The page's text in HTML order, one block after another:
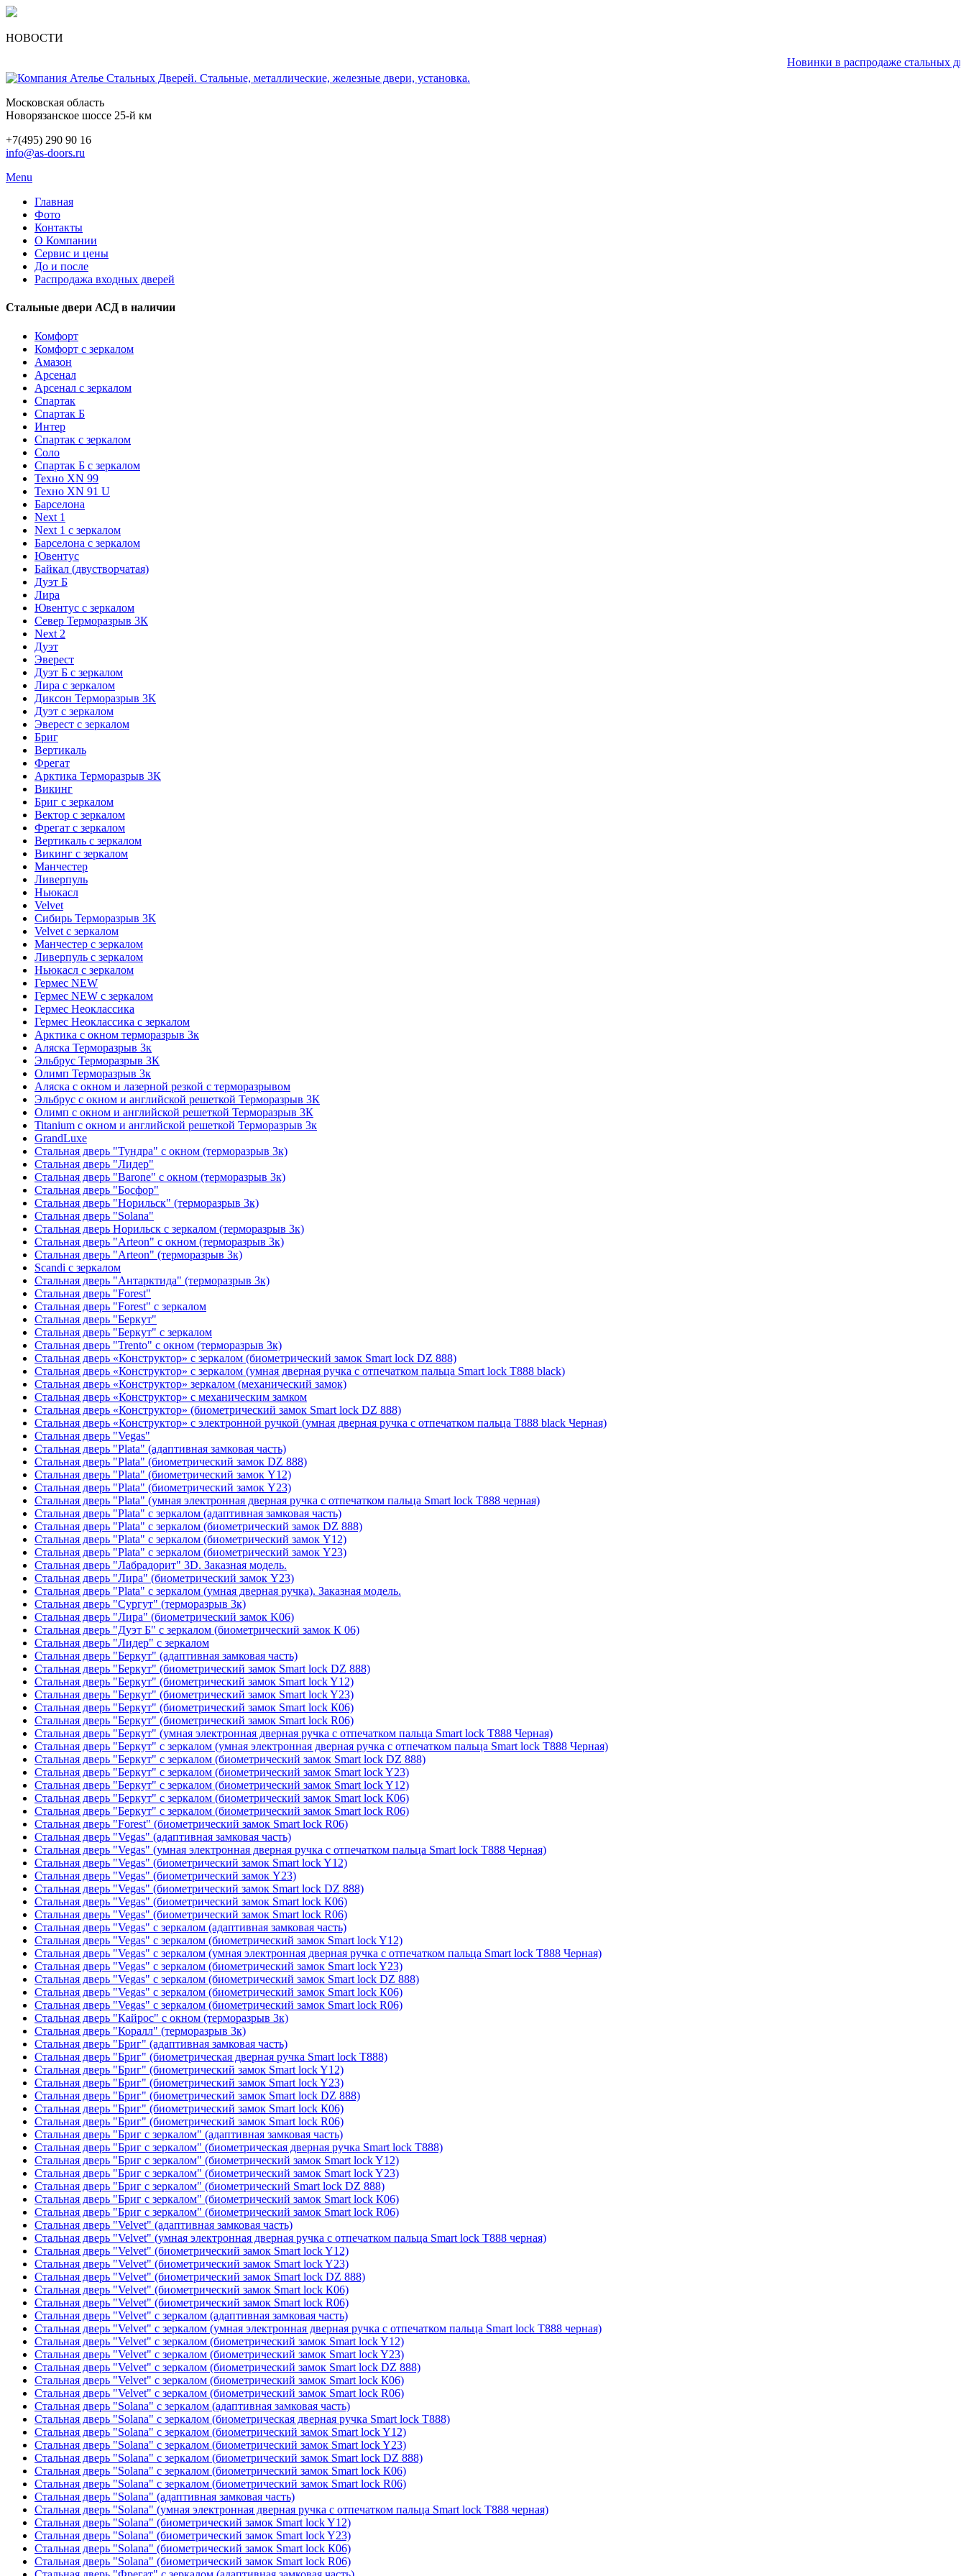
НОВОСТИ
Новинки в распродаже стальных
Московская область
Новорязанское шоссе 25-й км
+7(495) 290 90 16
info@as-doors.ru
Menu
Главная
Фото
Контакты
О Компании
Сервис и цены
До и после
Распродажа входных дверей
Стальные двери АСД в наличии
Комфорт
Комфорт с зеркалом
Амазон
Арсенал
Арсенал с зеркалом
Спартак
Спартак Б
Интер
Спартак с зеркалом
Соло
Спартак Б с зеркалом
Техно XN 99
Техно XN 91 U
Барселона
Next 1
Next 1 с зеркалом
Барселона с зеркалом
Ювентус
Байкал (двустворчатая)
Дуэт Б
Лира
Ювентус с зеркалом
Север Терморазрыв 3К
Next 2
Дуэт
Эверест
Дуэт Б с зеркалом
Лира с зеркалом
Диксон Терморазрыв 3К
Дуэт с зеркалом
Эверест с зеркалом
Бриг
Вертикаль
Фрегат
Арктика Терморазрыв 3К
Викинг
Бриг с зеркалом
Вектор с зеркалом
Фрегат с зеркалом
Вертикаль с зеркалом
Викинг с зеркалом
Манчестер
Ливерпуль
Ньюкасл
Velvet
Сибирь Терморазрыв 3К
Velvet с зеркалом
Манчестер с зеркалом
Ливерпуль с зеркалом
Ньюкасл с зеркалом
Гермес NEW
Гермес NEW с зеркалом
Гермес Неоклассика
Гермес Неоклассика с зеркалом
Арктика с окном терморазрыв 3к
Аляска Терморазрыв 3к
Эльбрус Терморазрыв 3К
Олимп Терморазрыв 3к
Аляска с окном и лазерной резкой с терморазрывом
Эльбрус с окном и английской решеткой Терморазрыв 3К
Олимп с окном и английской решеткой Терморазрыв 3К
Titanium с окном и английской решеткой Терморазрыв 3к
GrandLuxe
Стальная дверь "Тундра" с окном (терморазрыв 3к)
Стальная дверь "Лидер"
Стальная дверь "Barone" с окном (терморазрыв 3к)
Стальная дверь "Босфор"
Стальная дверь "Норильск" (терморазрыв 3к)
Стальная дверь "Solana"
Стальная дверь Норильск с зеркалом (терморазрыв 3к)
Стальная дверь "Arteon" с окном (терморазрыв 3к)
Стальная дверь "Arteon" (терморазрыв 3к)
Scandi с зеркалом
Стальная дверь "Антарктида" (терморазрыв 3к)
Стальная дверь "Forest"
Стальная дверь "Forest" с зеркалом
Стальная дверь "Беркут"
Стальная дверь "Беркут" с зеркалом
Стальная дверь "Trento" с окном (терморазрыв 3к)
Стальная дверь «Конструктор» с зеркалом (биометрический замок Smart lock DZ 888)
Стальная дверь «Конструктор» с зеркалом (умная дверная ручка с отпечатком пальца Smart lock T888 black)
Стальная дверь «Конструктор» зеркалом (механический замок)
Стальная дверь «Конструктор» с механическим замком
Стальная дверь «Конструктор» (биометрический замок Smart lock DZ 888)
Стальная дверь «Конструктор» с электронной ручкой (умная дверная ручка с отпечатком пальца T888 black Черная)
Стальная дверь "Vegas"
Стальная дверь "Plata" (адаптивная замковая часть)
Стальная дверь "Plata" (биометрический замок DZ 888)
Стальная дверь "Plata" (биометрический замок Y12)
Стальная дверь "Plata" (биометрический замок Y23)
Стальная дверь "Plata" (умная электронная дверная ручка с отпечатком пальца Smart lock T888 черная)
Стальная дверь "Plata" с зеркалом (адаптивная замковая часть)
Стальная дверь "Plata" с зеркалом (биометрический замок DZ 888)
Стальная дверь "Plata" с зеркалом (биометрический замок Y12)
Стальная дверь "Plata" с зеркалом (биометрический замок Y23)
Стальная дверь "Лабрадорит" 3D. Заказная модель.
Стальная дверь "Лира" (биометрический замок Y23)
Стальная дверь "Plata" с зеркалом (умная дверная ручка). Заказная модель.
Стальная дверь "Сургут" (терморазрыв 3к)
Стальная дверь "Лира" (биометрический замок K06)
Стальная дверь "Дуэт Б" с зеркалом (биометрический замок К 06)
Стальная дверь "Лидер" с зеркалом
Стальная дверь "Беркут" (адаптивная замковая часть)
Стальная дверь "Беркут" (биометрический замок Smart lock DZ 888)
Стальная дверь "Беркут" (биометрический замок Smart lock Y12)
Стальная дверь "Беркут" (биометрический замок Smart lock Y23)
Стальная дверь "Беркут" (биометрический замок Smart lock К06)
Стальная дверь "Беркут" (биометрический замок Smart lock R06)
Стальная дверь "Беркут" (умная электронная дверная ручка с отпечатком пальца Smart lock T888 Черная)
Стальная дверь "Беркут" с зеркалом (умная электронная дверная ручка с отпечатком пальца Smart lock T888 Черная)
Стальная дверь "Беркут" с зеркалом (биометрический замок Smart lock DZ 888)
Стальная дверь "Беркут" с зеркалом (биометрический замок Smart lock Y23)
Стальная дверь "Беркут" с зеркалом (биометрический замок Smart lock Y12)
Стальная дверь "Беркут" с зеркалом (биометрический замок Smart lock К06)
Стальная дверь "Беркут" с зеркалом (биометрический замок Smart lock R06)
Стальная дверь "Forest" (биометрический замок Smart lock R06)
Стальная дверь "Vegas" (адаптивная замковая часть)
Стальная дверь "Vegas" (умная электронная дверная ручка с отпечатком пальца Smart lock T888 Черная)
Стальная дверь "Vegas" (биометрический замок Smart lock Y12)
Стальная дверь "Vegas" (биометрический замок Y23)
Стальная дверь "Vegas" (биометрический замок Smart lock DZ 888)
Стальная дверь "Vegas" (биометрический замок Smart lock К06)
Стальная дверь "Vegas" (биометрический замок Smart lock R06)
Стальная дверь "Vegas" с зеркалом (адаптивная замковая часть)
Стальная дверь "Vegas" с зеркалом (биометрический замок Smart lock Y12)
Стальная дверь "Vegas" с зеркалом (умная электронная дверная ручка с отпечатком пальца Smart lock T888 Черная)
Стальная дверь "Vegas" с зеркалом (биометрический замок Smart lock Y23)
Стальная дверь "Vegas" с зеркалом (биометрический замок Smart lock DZ 888)
Стальная дверь "Vegas" с зеркалом (биометрический замок Smart lock К06)
Стальная дверь "Vegas" с зеркалом (биометрический замок Smart lock R06)
Стальная дверь "Кайрос" с окном (терморазрыв 3к)
Стальная дверь "Коралл" (терморазрыв 3к)
Стальная дверь "Бриг" (адаптивная замковая часть)
Стальная дверь "Бриг" (биометрическая дверная ручка Smart lock T888)
Стальная дверь "Бриг" (биометрический замок Smart lock Y12)
Стальная дверь "Бриг" (биометрический замок Smart lock Y23)
Стальная дверь "Бриг" (биометрический замок Smart lock DZ 888)
Стальная дверь "Бриг" (биометрический замок Smart lock К06)
Стальная дверь "Бриг" (биометрический замок Smart lock R06)
Стальная дверь "Бриг с зеркалом" (адаптивная замковая часть)
Стальная дверь "Бриг с зеркалом" (биометрическая дверная ручка Smart lock T888)
Стальная дверь "Бриг с зеркалом" (биометрический замок Smart lock Y12)
Стальная дверь "Бриг с зеркалом" (биометрический замок Smart lock Y23)
Стальная дверь "Бриг с зеркалом" (биометрический Smart lock DZ 888)
Стальная дверь "Бриг с зеркалом" (биометрический замок Smart lock К06)
Стальная дверь "Бриг с зеркалом" (биометрический замок Smart lock R06)
Стальная дверь "Velvet" (адаптивная замковая часть)
Стальная дверь "Velvet" (умная электронная дверная ручка с отпечатком пальца Smart lock T888 черная)
Стальная дверь "Velvet" (биометрический замок Smart lock Y12)
Стальная дверь "Velvet" (биометрический замок Smart lock Y23)
Стальная дверь "Velvet" (биометрический замок Smart lock DZ 888)
Стальная дверь "Velvet" (биометрический замок Smart lock К06)
Стальная дверь "Velvet" (биометрический замок Smart lock R06)
Стальная дверь "Velvet" с зеркалом (адаптивная замковая часть)
Стальная дверь "Velvet" с зеркалом (умная электронная дверная ручка с отпечатком пальца Smart lock T888 черная)
Стальная дверь "Velvet" с зеркалом (биометрический замок Smart lock Y12)
Стальная дверь "Velvet" с зеркалом (биометрический замок Smart lock Y23)
Стальная дверь "Velvet" с зеркалом (биометрический замок Smart lock DZ 888)
Стальная дверь "Velvet" с зеркалом (биометрический замок Smart lock К06)
Стальная дверь "Velvet" с зеркалом (биометрический замок Smart lock R06)
Стальная дверь "Solana" с зеркалом (адаптивная замковая часть)
Стальная дверь "Solana" с зеркалом (биометрическая дверная ручка Smart lock T888)
Стальная дверь "Solana" с зеркалом (биометрический замок Smart lock Y12)
Стальная дверь "Solana" с зеркалом (биометрический замок Smart lock Y23)
Стальная дверь "Solana" с зеркалом (биометрический замок Smart lock DZ 888)
Стальная дверь "Solana" с зеркалом (биометрический замок Smart lock К06)
Стальная дверь "Solana" с зеркалом (биометрический замок Smart lock R06)
Стальная дверь "Solana" (адаптивная замковая часть)
Стальная дверь "Solana" (умная электронная дверная ручка с отпечатком пальца Smart lock T888 черная)
Стальная дверь "Solana" (биометрический замок Smart lock Y12)
Стальная дверь "Solana" (биометрический замок Smart lock Y23)
Стальная дверь "Solana" (биометрический замок Smart lock К06)
Стальная дверь "Solana" (биометрический замок Smart lock R06)